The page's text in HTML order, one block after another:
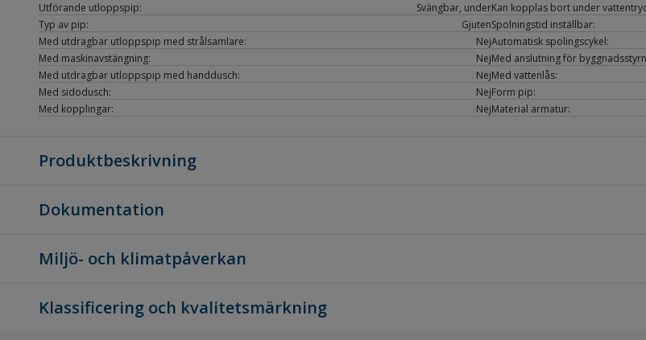
Utförande utloppspip:
Svängbar, under
Typ av pip:
Gjuten
Med utdragbar utloppspip med strålsamlare:
Nej
Med maskinavstängning:
Nej
Med utdragbar utloppspip med handdusch:
Nej
Med sidodusch:
Nej
Med kopplingar:
Nej
Kan kopplas bort under
Spolningstid inställbar:
Automatisk spolingscykel:
Med anslutning för
Med vattenlås:
Form pip:
Material armatur:
Produktbeskrivning
Dokumentation
Miljö- och klimatpåverkan
Klassificering och kvalitetsmärkning